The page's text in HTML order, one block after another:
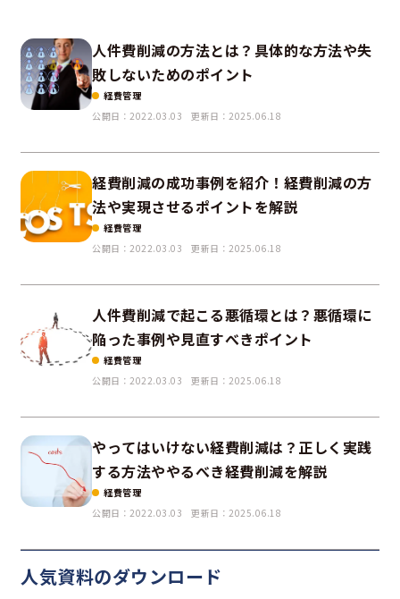
人件費削減の方法とは？具体的な方法や失
敗しないためのポイント
経費管理
公開日：2022.03.03
更新日：2025.06.18
経費削減の成功事例を紹介！経費削減の方
法や実現させるポイントを解説
経費管理
公開日：2022.03.03
更新日：2025.06.18
人件費削減で起こる悪循環とは？悪循環に
陥った事例や見直すべきポイント
経費管理
公開日：2022.03.03
更新日：2025.06.18
やってはいけない経費削減は？正しく実践
する方法ややるべき経費削減を解説
経費管理
公開日：2022.03.03
更新日：2025.06.18
人気資料のダウンロード